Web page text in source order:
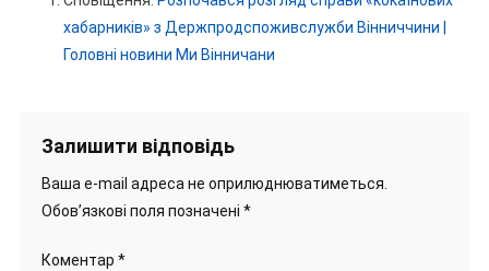
хабарників» з Держпродспоживслужби Вінниччини |
Головні новини Ми Вінничани
Залишити відповідь
Ваша e-mail адреса не оприлюднюватиметься.
Обов’язкові поля позначені *
Коментар *